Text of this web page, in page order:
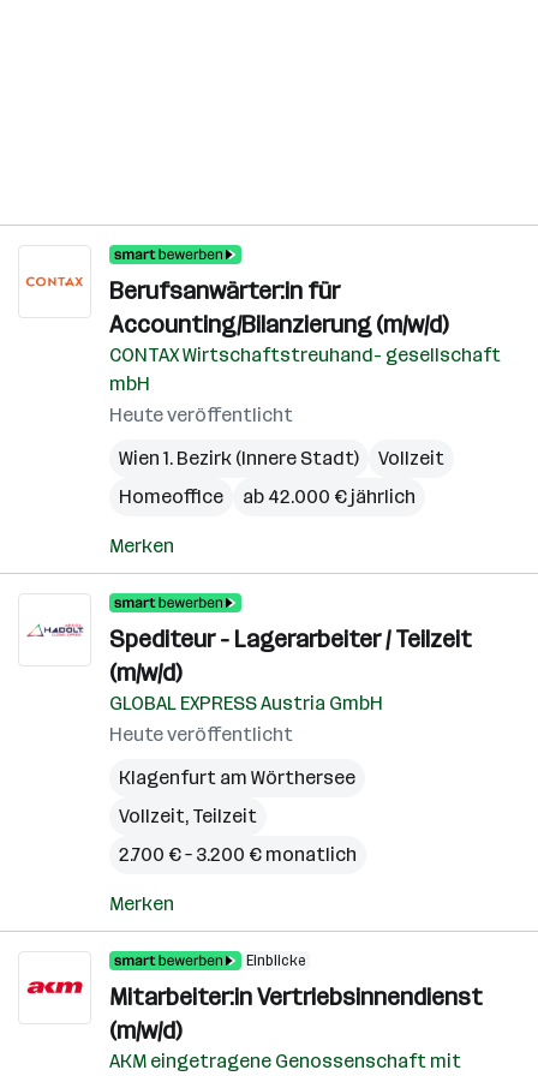
Berufsanwärter:in für
Accounting/Bilanzierung (m/w/d)
CONTAX Wirtschaftstreuhand- gesellschaft
mbH
Heute veröffentlicht
Wien 1. Bezirk (Innere Stadt)
Vollzeit
Homeoffice
ab 42.000 € jährlich
Merken
Spediteur - Lagerarbeiter / Teilzeit
(m/w/d)
GLOBAL EXPRESS Austria GmbH
Heute veröffentlicht
Klagenfurt am Wörthersee
Vollzeit, Teilzeit
2.700 € – 3.200 € monatlich
Merken
Einblicke
Mitarbeiter:in Vertriebsinnendienst
(m/w/d)
AKM eingetragene Genossenschaft mit